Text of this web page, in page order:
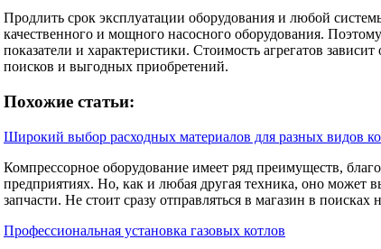
Продлить срок эксплуатации оборудования и любой
качественного и мощного насосного оборудования.
показатели и характеристики. Стоимость агрегатов
поисков и выгодных приобретений.
Похожие статьи:
Широкий выбор расходных материалов для разных видов
Компрессорное оборудование имеет ряд преимуществ,
предприятиях. Но, как и любая другая техника, оно может
запчасти. Не стоит сразу отправляться в магазин в
Профессиональная установка газовых котлов